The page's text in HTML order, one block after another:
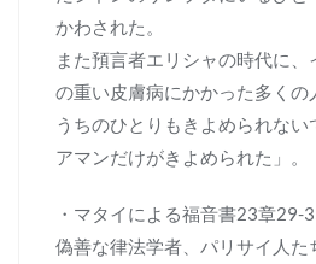
かわされた。
また預言者エリシャの時代に、
の重い皮膚病にかかった多くの
うちのひとりもきよめられな
アマンだけがきよめられた」。
・マタイによる福音書23章29-
偽善な律法学者、パリサイ人た